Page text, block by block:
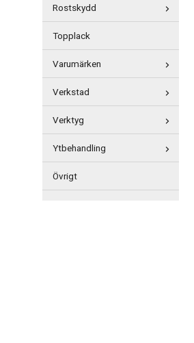
Rostskydd
Topplack
Varumärken
Verkstad
Verktyg
Ytbehandling
Övrigt